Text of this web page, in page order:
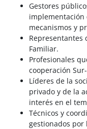
Gestores
implementación
mecanismos y
Representantes
Familiar.
Profesionales
cooperación
Líderes de la
privado y de la
interés en el
Técnicos y
gestionados por